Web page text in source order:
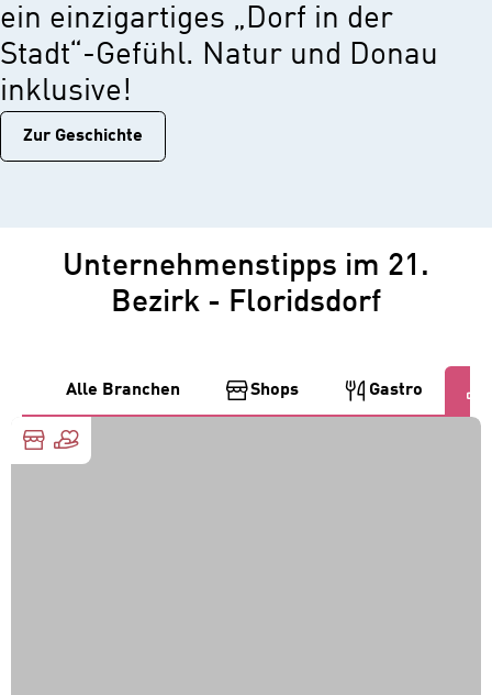
ein einzigartiges „Dorf in der
Stadt“-Gefühl. Natur und Donau
inklusive!
Zur Geschichtе
Unternehmenstipps im 21.
Bezirk - Floridsdorf
Alle Branchen Shops Gastro